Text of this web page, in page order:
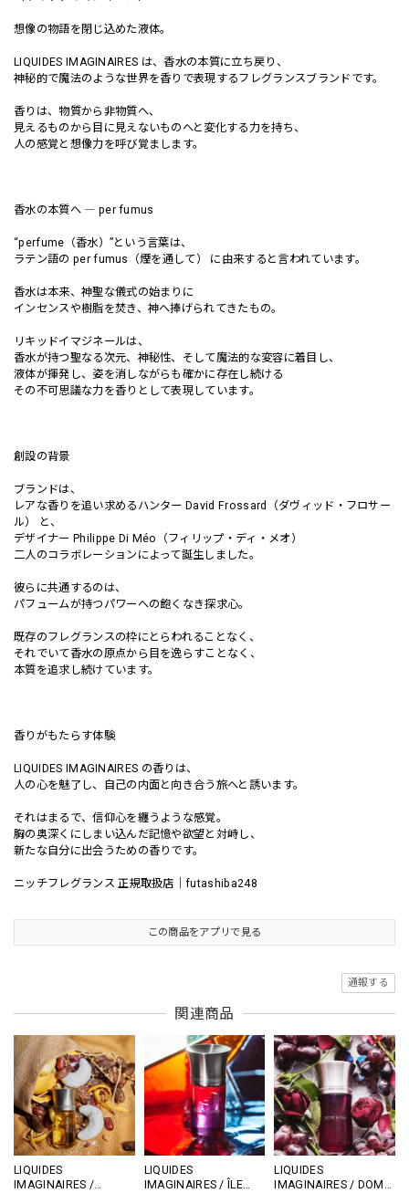
想像の物語を閉じ込めた液体。
LIQUIDES IMAGINAIRES は、香水の本質に立ち戻り、
神秘的で魔法のような世界を香りで表現するフレグランスブランドです。
香りは、物質から非物質へ、
見えるものから目に見えないものへと変化する力を持ち、
人の感覚と想像力を呼び覚まします。
香水の本質へ ― per fumus
“perfume（香水）”という言葉は、
ラテン語の per fumus（煙を通して） に由来すると言われています。
香水は本来、神聖な儀式の始まりに
インセンスや樹脂を焚き、神へ捧げられてきたもの。
リキッドイマジネールは、
香水が持つ聖なる次元、神秘性、そして魔法的な変容に着目し、
液体が揮発し、姿を消しながらも確かに存在し続ける
その不可思議な力を香りとして表現しています。
創設の背景
ブランドは、
レアな香りを追い求めるハンター David Frossard（ダヴィッド・フロサー
ル） と、
デザイナー Philippe Di Méo（フィリップ・ディ・メオ）
二人のコラボレーションによって誕生しました。
彼らに共通するのは、
パフュームが持つパワーへの飽くなき探求心。
既存のフレグランスの枠にとらわれることなく、
それでいて香水の原点から目を逸らすことなく、
本質を追求し続けています。
香りがもたらす体験
LIQUIDES IMAGINAIRES の香りは、
人の心を魅了し、自己の内面と向き合う旅へと誘います。
それはまるで、信仰心を纏うような感覚。
胸の奥深くにしまい込んだ記憶や欲望と対峙し、
新たな自分に出会うための香りです。
ニッチフレグランス 正規取扱店｜futashiba248
この商品をアプリで見る
通報する
関連商品
LIQUIDES
IMAGINAIRES /
LIQUIDES
IMAGINAIRES / ÎLE
LIQUIDES
IMAGINAIRES / DOM